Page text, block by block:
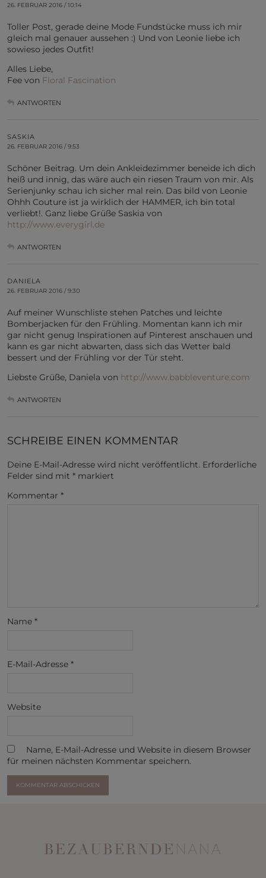
26. FEBRUAR 2016 / 10:14
Toller Post, gerade deine Mode Fundstücke muss ich mir
gleich mal genauer aussehen :) Und von Leonie liebe ich
sowieso jedes Outfit!
Alles Liebe,
Fee von Floral Fascination
ANTWORTEN
SASKIA
26. FEBRUAR 2016 / 9:53
Schöner Beitrag. Um dein Ankleidezimmer beneide ich dich
heiß und innig, das wäre auch ein riesen Traum von mir. Als
Serienjunky schau ich sicher mal rein. Das bild von Leonie
Ohhh Couture ist ja wirklich der HAMMER, ich bin total
verliebt!. Ganz liebe Grüße Saskia von
http://www.everygirl.de
ANTWORTEN
DANIELA
26. FEBRUAR 2016 / 9:30
Auf meiner Wunschliste stehen Patches und leichte
Bomberjacken für den Frühling. Momentan kann ich mir
gar nicht genug Inspirationen auf Pinterest anschauen und
kann es gar nicht abwarten, dass sich das Wetter bald
bessert und der Frühling vor der Tür steht.
Liebste Grüße, Daniela von http://www.babbleventure.com
ANTWORTEN
SCHREIBE EINEN KOMMENTAR
Deine E-Mail-Adresse wird nicht veröffentlicht. Erforderliche
Felder sind mit * markiert
Kommentar *
Name *
E-Mail-Adresse *
Website
Name, E-Mail-Adresse und Website in diesem Browser
für meinen nächsten Kommentar speichern.